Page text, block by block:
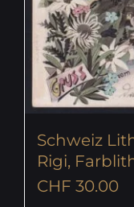
Schweiz
Rigi,
CHF 30.00